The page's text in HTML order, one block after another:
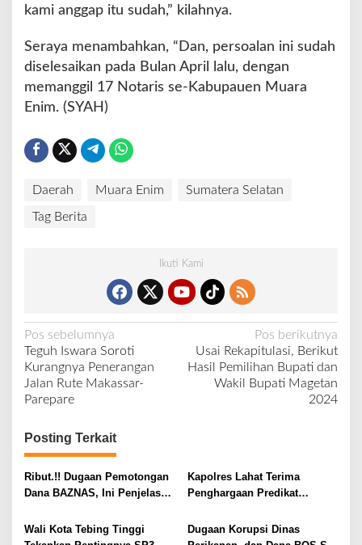
kami anggap itu sudah,” kilahnya.
Seraya menambahkan, “Dan, persoalan ini sudah
diselesaikan pada Bulan April lalu, dengan
memanggil 17 Notaris se-Kabupauen Muara
Enim. (SYAH)
Daerah Muara Enim Sumatera Selatan
Tag Berita
Ikuti Kami
N
a
v
i
g
a
s
i
p
Pos sebelumnya
Teguh Iswara Soroti
Kurangnya Penerangan
Jalan Rute Makassar-
Parepare
Pos berikutnya
Usai Rekapitulasi, Berikut
Hasil Pemilihan Bupati dan
Wakil Bupati Magetan
2024
Posting Terkait
Ribut.!! Dugaan Pemotongan
Dana BAZNAS, Ini Penjelasan
Kapolres Lahat Terima
Penghargaan Predikat
Sumsel Tahun 2026
Wali Kota Tebing Tinggi
Dugaan Korupsi Dinas